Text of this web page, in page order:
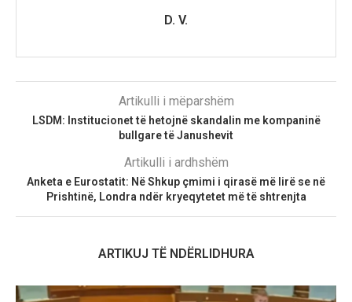
D. V.
Artikulli i mëparshëm
LSDM: Institucionet të hetojnë skandalin me kompaninë
bullgare të Janushevit
Artikulli i ardhshëm
Anketa e Eurostatit: Në Shkup çmimi i qirasë më lirë se në
Prishtinë, Londra ndër kryeqytetet më të shtrenjta
ARTIKUJ TË NDËRLIDHURA